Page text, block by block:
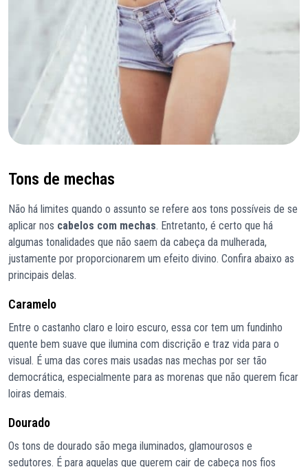
Tons de mechas
Não há limites quando o assunto se refere aos tons possíveis de se
aplicar nos cabelos com mechas. Entretanto, é certo que há
algumas tonalidades que não saem da cabeça da mulherada,
justamente por proporcionarem um efeito divino. Confira abaixo as
principais delas.
Caramelo
Entre o castanho claro e loiro escuro, essa cor tem um fundinho
quente bem suave que ilumina com discrição e traz vida para o
visual. É uma das cores mais usadas nas mechas por ser tão
democrática, especialmente para as morenas que não querem ficar
loiras demais.
Dourado
Os tons de dourado são mega iluminados, glamourosos e
sedutores. É para aquelas que querem cair de cabeça nos fios